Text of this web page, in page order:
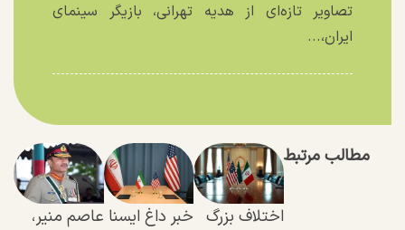
تصاویر تازه‌ای از هدیه تهرانی، بازیگر سینمای
ایران،...
مطالب مرتبط
اختلاف بزرگ خبر داغ ایسنا عاصم منیر،